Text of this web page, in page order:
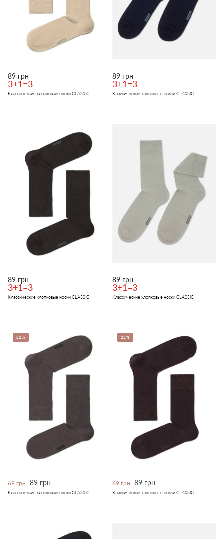
89 грн
3+1=3
Классические хлопковые носки CLASSIC
89 грн
3+1=3
Классические хлопковые носки CLASSIC
89 грн
3+1=3
Классические хлопковые носки CLASSIC
89 грн
3+1=3
Классические хлопковые носки CLASSIC
22%
69 грн 89 грн
Классические хлопковые носки CLASSIC
22%
69 грн 89 грн
Классические хлопковые носки CLASSIC